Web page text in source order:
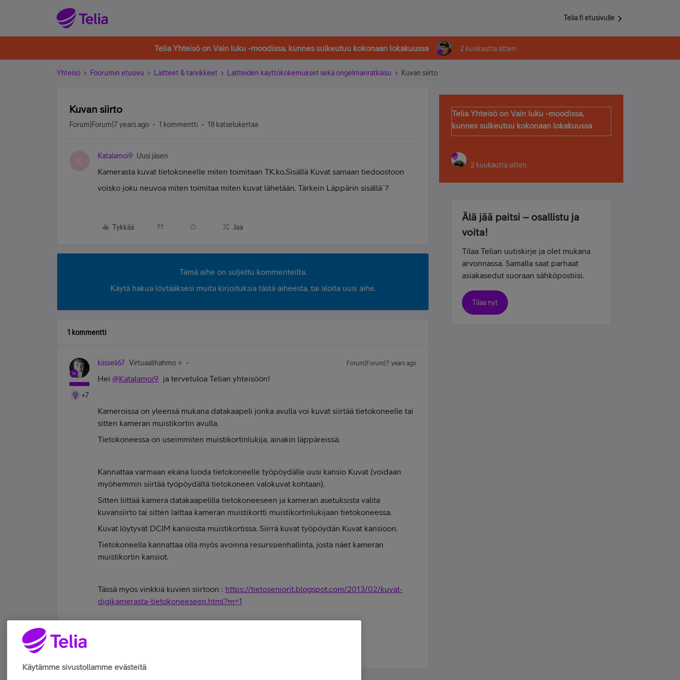
Telia.fi etusivulle
Telia Yhteisö on Vain luku -moodissa, kunnes sulkeutuu kokonaan lokakuussa 2 kuukautta sitten
Yhteisö Foorumin etusivu Laitteet & tarvikkeet Laitteiden käyttökokemukset sekä ongelmanratkaisu Kuvan siirto
Kuvan siirto
Forum|Forum|7 years ago 1 kommentti 18 katselukertaa
K Katalamoi9 Uusi jäsen
Kamerasta kuvat tietokoneelle miten toimitaan TK.ko.Sisällä Kuvat samaan tiedoostoon
voisko joku neuvoa miten toimitaa miten kuvat lähetään. Tärkein Läppärin sisällä`?
Tykkää Jaa
Tämä aihe on suljettu kommenteilta.
Käytä hakua löytääksesi muita kirjoituksia tästä aiheesta, tai aloita uusi aihe.
1 kommentti
+7
kiisseli67 Virtuaalihahmo ⭐️ Forum|Forum|7 years ago
Hei @Katalamoi9 ja tervetuloa Telian yhteisöön!
Kameroissa on yleensä mukana datakaapeli jonka avulla voi kuvat siirtää tietokoneelle tai
sitten kameran muistikortin avulla.
Tietokoneessa on useimmiten muistikortinlukija, ainakin läppäreissä.
Kannattaa varmaan ekana luoda tietokoneelle työpöydälle uusi kansio Kuvat (voidaan
myöhemmin siirtää työpöydältä tietokoneen valokuvat kohtaan).
Sitten liittää kamera datakaapelilla tietokoneeseen ja kameran asetuksista valita
kuvansiirto tai sitten laittaa kameran muistikortti muistikortinlukijaan tietokoneessa.
Kuvat löytyvät DCIM kansiosta muistikortissa. Siirrä kuvat työpöydän Kuvat kansioon.
Tietokoneella kannattaa olla myös avoinna resurssienhallinta, josta näet kameran
muistikortin kansiot.
Tässä myös vinkkiä kuvien siirtoon : https://tietoseniorit.blogspot.com/2013/02/kuvat-
digikamerasta-tietokoneeseen.html?m=1
Telia Yhteisö on Vain luku -moodissa,
kunnes sulkeutuu kokonaan lokakuussa
2 kuukautta sitten
Älä jää paitsi – osallistu ja
voita!
Tilaa Telian uutiskirje ja olet mukana
arvonnassa. Samalla saat parhaat
asiakasedut suoraan sähköpostiisi.
Tilaa nyt
Käytämme sivustollamme evästeitä